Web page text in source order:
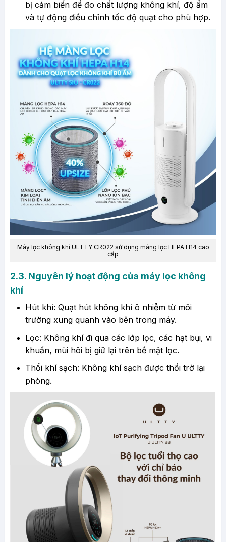
bị cảm biến để đo chất lượng không khí, độ ẩm
và tự động điều chỉnh tốc độ quạt cho phù hợp.
Máy lọc không khí ULTTY CR022 sử dụng màng lọc HEPA H14 cao
cấp
2.3. Nguyên lý hoạt động của máy lọc không
khí
Hút khí: Quạt hút không khí ô nhiễm từ môi
trường xung quanh vào bên trong máy.
Lọc: Không khí đi qua các lớp lọc, các hạt bụi, vi
khuẩn, mùi hôi bị giữ lại trên bề mặt lọc.
Thổi khí sạch: Không khí sạch được thổi trở lại
phòng.